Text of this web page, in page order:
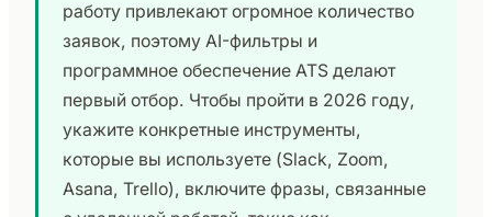
работу привлекают огромное количество
заявок, поэтому AI-фильтры и
программное обеспечение ATS делают
первый отбор. Чтобы пройти в 2026 году,
укажите конкретные инструменты,
которые вы используете (Slack, Zoom,
Asana, Trello), включите фразы, связанные